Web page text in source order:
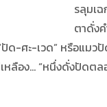
กสลับตา
ำซายล้อม
ด-ศะ-เวด” หรือแม
หลือง… “หนึ่งดั่งปัดตล